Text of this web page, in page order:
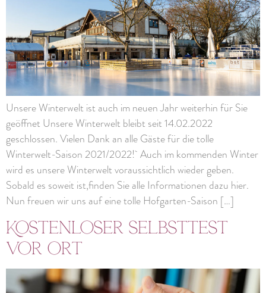
Unsere Winterwelt ist auch im neuen Jahr weiterhin für Sie
geöffnet Unsere Winterwelt bleibt seit 14.02.2022
geschlossen. Vielen Dank an alle Gäste für die tolle
Winterwelt-Saison 2021/2022! Auch im kommenden Winter
wird es unsere Winterwelt voraussichtlich wieder geben.
Sobald es soweit ist,finden Sie alle Informationen dazu hier.
Nun freuen wir uns auf eine tolle Hofgarten-Saison […]
Kostenloser Selbsttest
vor Ort